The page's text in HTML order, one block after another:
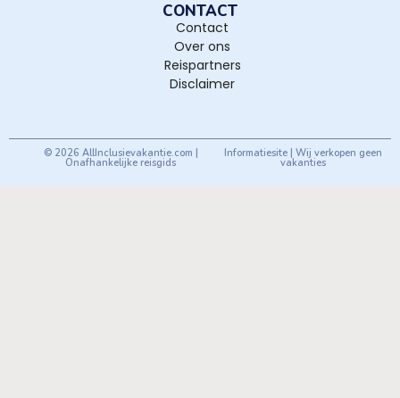
CONTACT
Contact
Over ons
Reispartners
Disclaimer
© 2026 AllInclusievakantie.com |
Onafhankelijke reisgids
Informatiesite | Wij verkopen geen
vakanties